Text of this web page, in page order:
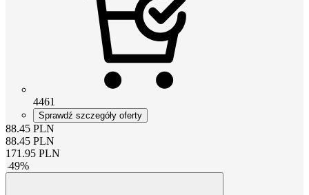
4461
Sprawdź szczegóły oferty
88.45 PLN
88.45 PLN
171.95 PLN
-49%